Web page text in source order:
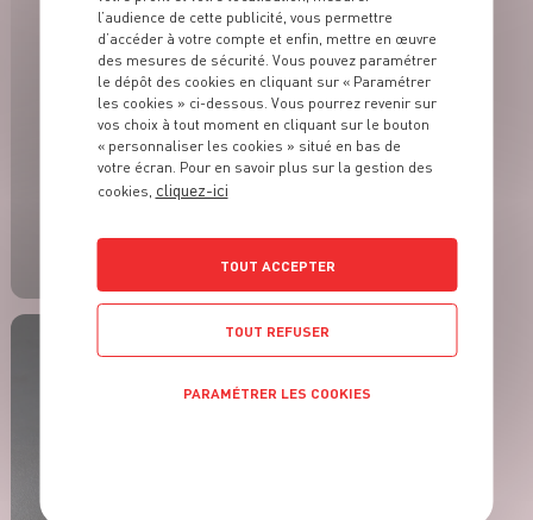
ACTUALITÉ
L’apéro à la française :
Pour un été
gourmand,
traditionnel et 100%
l’audience de cette publicité, vous permettre
d’accéder à votre compte et enfin, mettre en œuvre
des mesures de sécurité. Vous pouvez paramétrer
le dépôt des cookies en cliquant sur « Paramétrer
les cookies » ci-dessous. Vous pourrez revenir sur
vos choix à tout moment en cliquant sur le bouton
« personnaliser les cookies » situé en bas de
votre écran. Pour en savoir plus sur la gestion des
cookies, cliquez-ici
TOUT ACCEPTER
TOUT REFUSER
PARAMÉTRER LES COOKIES